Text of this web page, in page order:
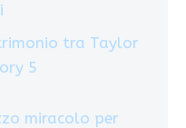
tra Taylor
5
miracolo per